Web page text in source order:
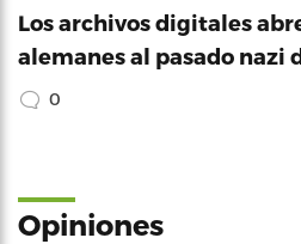
Los archivos digitales
alemanes al pasado nazi
0
Opiniones